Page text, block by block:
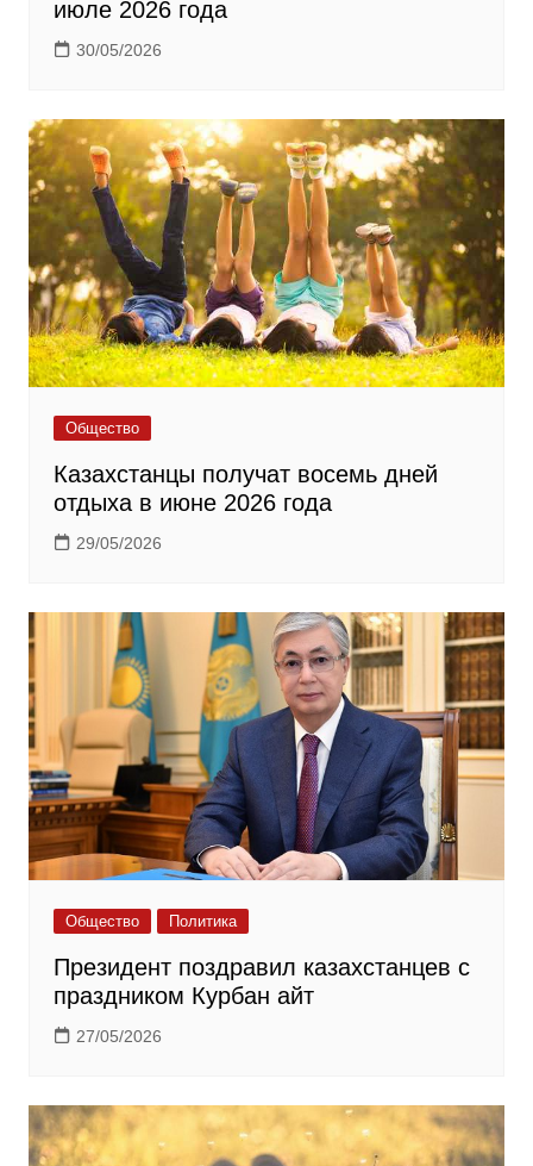
июле 2026 года
30/05/2026
Общество
Казахстанцы получат восемь дней
отдыха в июне 2026 года
29/05/2026
Общество Политика
Президент поздравил казахстанцев с
праздником Курбан айт
27/05/2026